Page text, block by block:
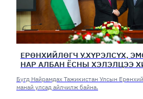
ЕРӨНХИЙЛӨГЧ У.ХҮРЭЛСҮХ,
НАР АЛБАН ЁСНЫ ХЭЛЭЛЦЭЭ
Бүгд Найрамдах Тажикистан Улсын
манай улсад айлчилж байна.